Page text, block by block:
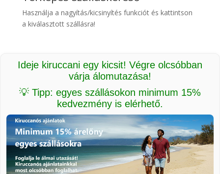
Használja a nagyítás/kicsinyítés funkciót és kattintson
a kiválasztott szállásra!
Ideje kiruccani egy kicsit! Végre olcsóbban
várja álomutazása!
💡 Tipp: egyes szállásokon minimum 15%
kedvezmény is elérhető.